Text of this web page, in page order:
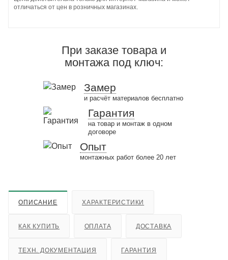
отличаться от цен в розничных магазинах.
При заказе товара и
монтажа под ключ:
Замер
и расчёт материалов бесплатно
Гарантия
на товар и монтаж в одном
договоре
Опыт
монтажных работ более 20 лет
ОПИСАНИЕ ХАРАКТЕРИСТИКИ
КАК КУПИТЬ ОПЛАТА ДОСТАВКА
ТЕХН. ДОКУМЕНТАЦИЯ ГАРАНТИЯ